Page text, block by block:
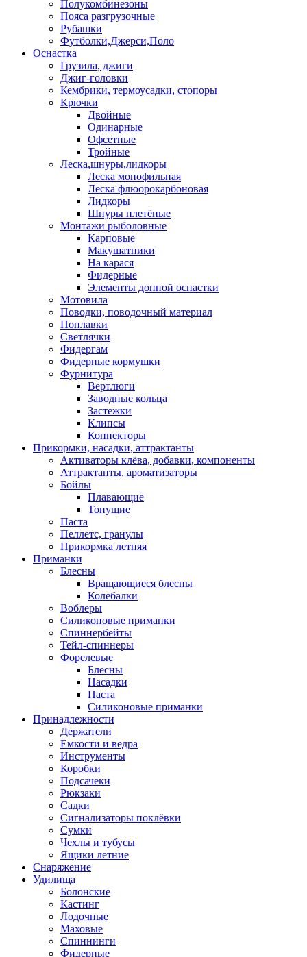
Полукомбинезоны
Пояса разгрузочные
Рубашки
Футболки,Джерси,Поло
Оснастка
Грузила, джиги
Джиг-головки
Кембрики, термоусадки, стопоры
Крючки
Двойные
Одинарные
Офсетные
Тройные
Леска,шнуры,лидкоры
Леска монофильная
Леска флюорокарбоновая
Лидкоры
Шнуры плетёные
Монтажи рыболовные
Карповые
Макушатники
На карася
Фидерные
Элементы донной оснастки
Мотовила
Поводки, поводочный материал
Поплавки
Светлячки
Фидергам
Фидерные кормушки
Фурнитура
Вертлюги
Заводные кольца
Застежки
Клипсы
Коннекторы
Прикормки, насадки, аттрактанты
Активаторы клёва, добавки, компоненты
Аттрактанты, ароматизаторы
Бойлы
Плавающие
Тонущие
Паста
Пеллетс, гранулы
Прикормка летняя
Приманки
Блесны
Вращающиеся блесны
Колебалки
Воблеры
Силиконовые приманки
Спиннербейты
Тейл-спиннеры
Форелевые
Блесны
Насадки
Паста
Силиконовые приманки
Принадлежности
Держатели
Емкости и ведра
Инструменты
Коробки
Подсачеки
Рюкзаки
Садки
Сигнализаторы поклёвки
Сумки
Чехлы и тубусы
Ящики летние
Снаряжение
Удилища
Болонские
Кастинг
Лодочные
Маховые
Спиннинги
Фидерные